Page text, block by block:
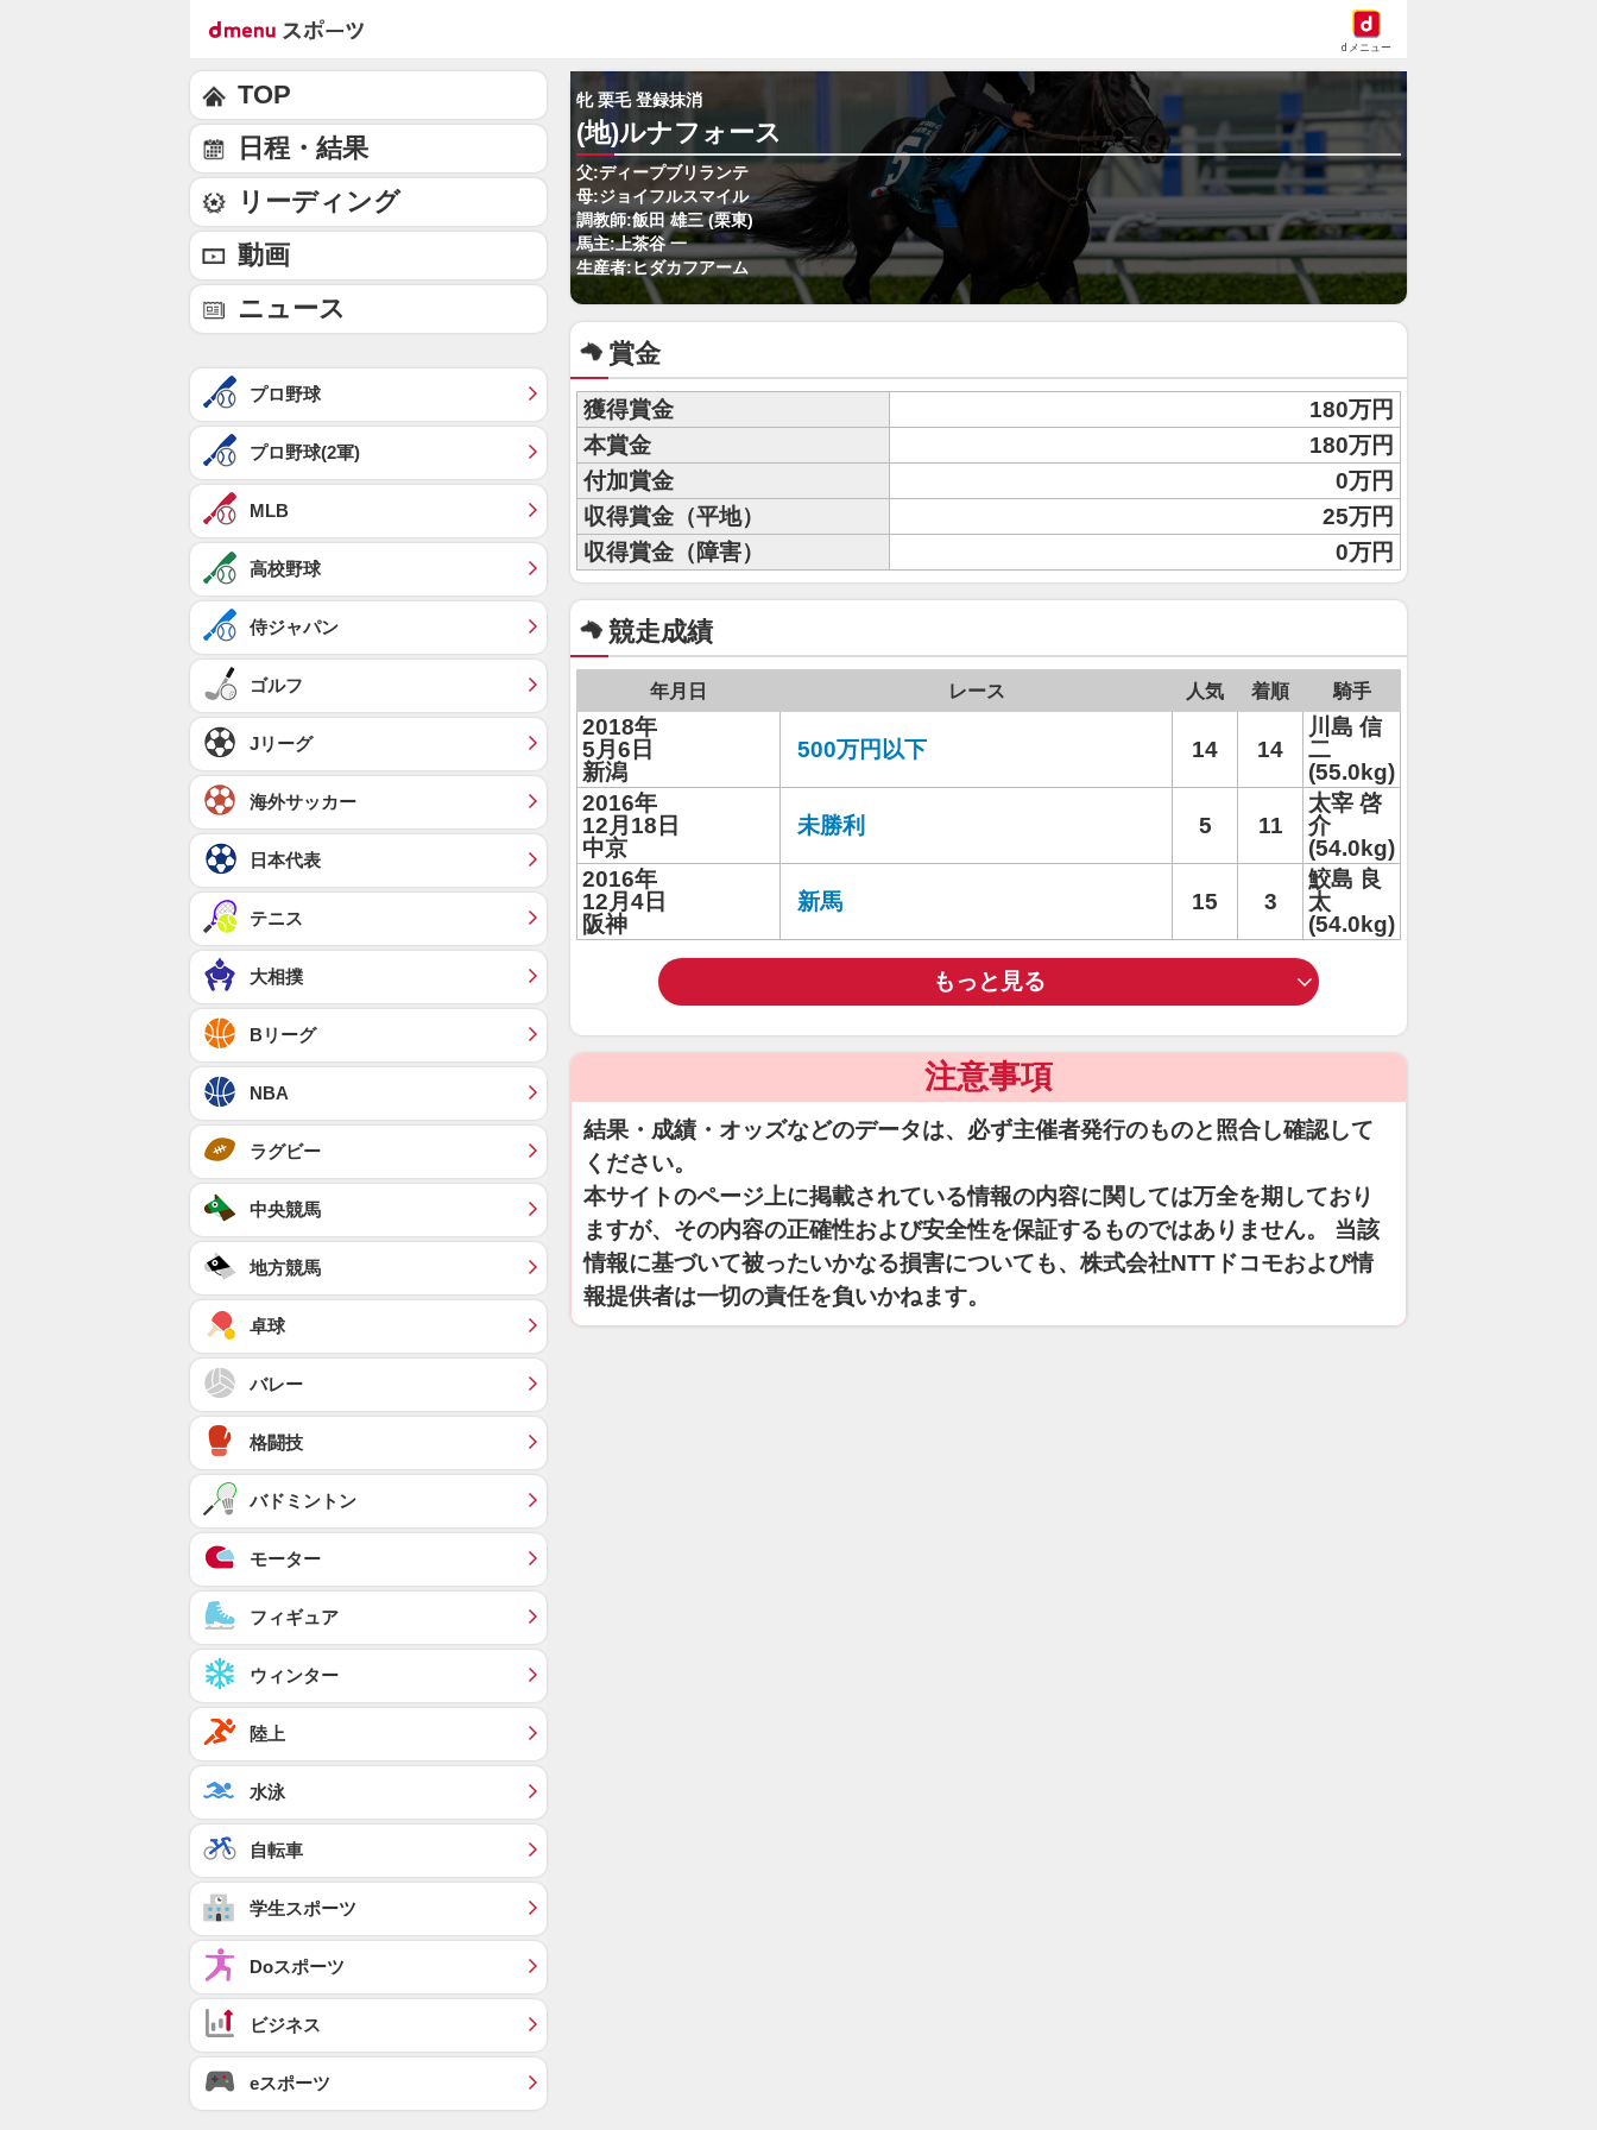
dメニュー
牝 栗毛 登録抹消
(地)ルナフォース
父:ディープブリランテ
母:ジョイフルスマイル
調教師:飯田 雄三 (栗東)
馬主:上茶谷 一
生産者:ヒダカフアーム
賞金
獲得賞金
180万円
本賞金
180万円
付加賞金
0万円
収得賞金（平地）
25万円
収得賞金（障害）
0万円
競走成績
年月日 レース 人気 着順 騎手
2018年
5月6日
新潟
500万円以下 14 14
川島 信
二
(55.0kg)
2016年
12月18日
中京
未勝利 5 11
太宰 啓
介
(54.0kg)
2016年
12月4日
阪神
新馬 15 3
鮫島 良
太
(54.0kg)
もっと見る
注意事項
結果・成績・オッズなどのデータは、必ず主催者発行のものと照合し確認して
ください。
本サイトのページ上に掲載されている情報の内容に関しては万全を期しており
ますが、その内容の正確性および安全性を保証するものではありません。 当該
情報に基づいて被ったいかなる損害についても、株式会社NTTドコモおよび情
報提供者は一切の責任を負いかねます。
TOP
日程・結果
リーディング
動画
ニュース
プロ野球
プロ野球(2軍)
MLB
高校野球
侍ジャパン
ゴルフ
Jリーグ
海外サッカー
日本代表
テニス
大相撲
Bリーグ
NBA
ラグビー
中央競馬
地方競馬
卓球
バレー
格闘技
バドミントン
モーター
フィギュア
ウィンター
陸上
水泳
自転車
学生スポーツ
Doスポーツ
ビジネス
eスポーツ